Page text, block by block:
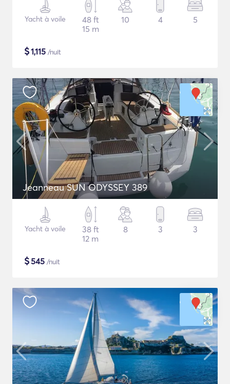
Yacht à voile
48 ft
15 m
10 4 5
$1,115 /nuit
Jeanneau SUN ODYSSEY 389
Yacht à voile
38 ft
12 m
8 3 3
$545 /nuit